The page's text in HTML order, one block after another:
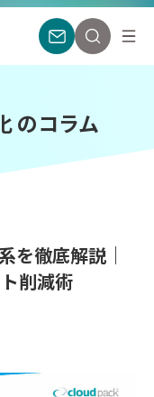
のコラム
徹底解説｜
削減術